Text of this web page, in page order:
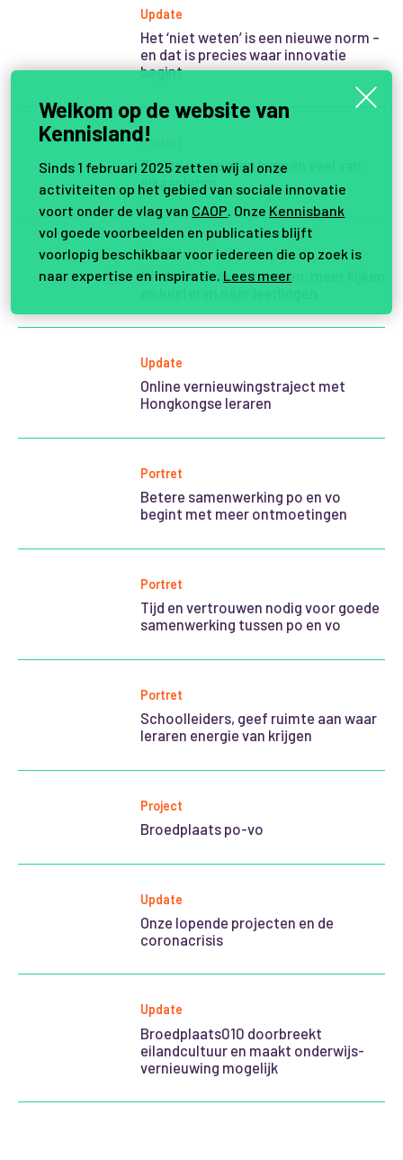
Update
Het ‘niet weten’ is een nieuwe norm –
en dat is precies waar innovatie
begint
Portret
Po- en vo-leraren kunnen veel van
elkaar leren
Portret
Minder meten en toetsen, meer kijken
Update
Online vernieuwingstraject met
Hongkongse leraren
Portret
Betere samenwerking po en vo
begint met meer ontmoetingen
Portret
Tijd en vertrouwen nodig voor goede
samenwerking tussen po en vo
Portret
Schoolleiders, geef ruimte aan waar
leraren energie van krijgen
Project
Broedplaats po-vo
Update
Onze lopende projecten en de
coronacrisis
Update
Broedplaats010 doorbreekt
eilandcultuur en maakt onderwijs-
vernieuwing mogelijk
Welkom op de website van
Kennisland!
Sinds 1 februari 2025 zetten wij al onze
activiteiten op het gebied van sociale innovatie
voort onder de vlag van CAOP . Onze Kennisbank
vol goede voorbeelden en publicaties blijft
voorlopig beschikbaar voor iedereen die op zoek is
naar expertise en inspiratie. Lees meer